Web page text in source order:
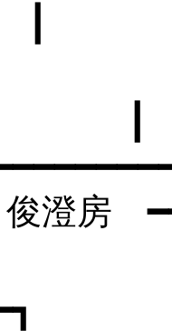
┃
━┳